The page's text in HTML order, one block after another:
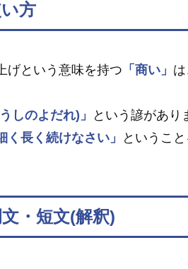
方
げという意味を持つ 「商い」
しのよだれ)」 という諺があり
長く続けなさい」
というこ
・短文(解釈)